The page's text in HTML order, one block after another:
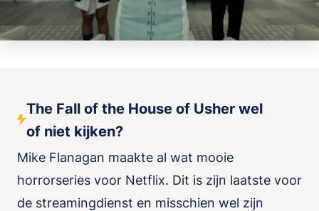
The Fall of the House of Usher wel
of niet kijken?
Mike Flanagan maakte al wat mooie
horrorseries voor Netflix. Dit is zijn laatste voor
de streamingdienst en misschien wel zijn